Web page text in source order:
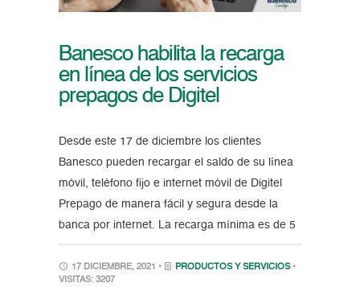
Banesco habilita la recarga
en línea de los servicios
prepagos de Digitel
Desde este 17 de diciembre los clientes
Banesco pueden recargar el saldo de su línea
móvil, teléfono fijo e internet móvil de Digitel
Prepago de manera fácil y segura desde la
banca por internet. La recarga mínima es de 5
17 DICIEMBRE, 2021 • PRODUCTOS Y SERVICIOS •
VISITAS: 3207